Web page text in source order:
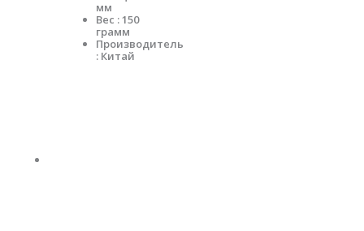
мм
Вес : 150
грамм
Производитель
: Китай